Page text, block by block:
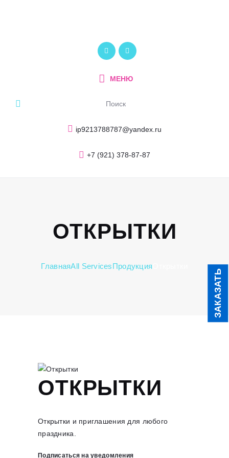
МЕНЮ
ip9213788787@yandex.ru
+7 (921) 378-87-87
ОТКРЫТКИ
ГлавнаяAll ServicesПродукция
ПОЛИКОМ
Рекламно-производственный центр
Услуги и продукция
ОТКРЫТКИ
Открытки и приглашения для любого
праздника.
Подписаться на уведомления
ЗАКАЗАТЬ